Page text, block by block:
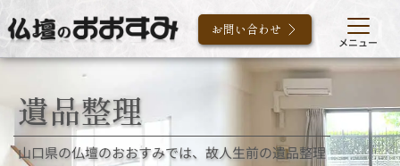
お問い合わせ
メニュー
遺品整理
山口県の仏壇のおおすみでは、故人生前の遺品整理